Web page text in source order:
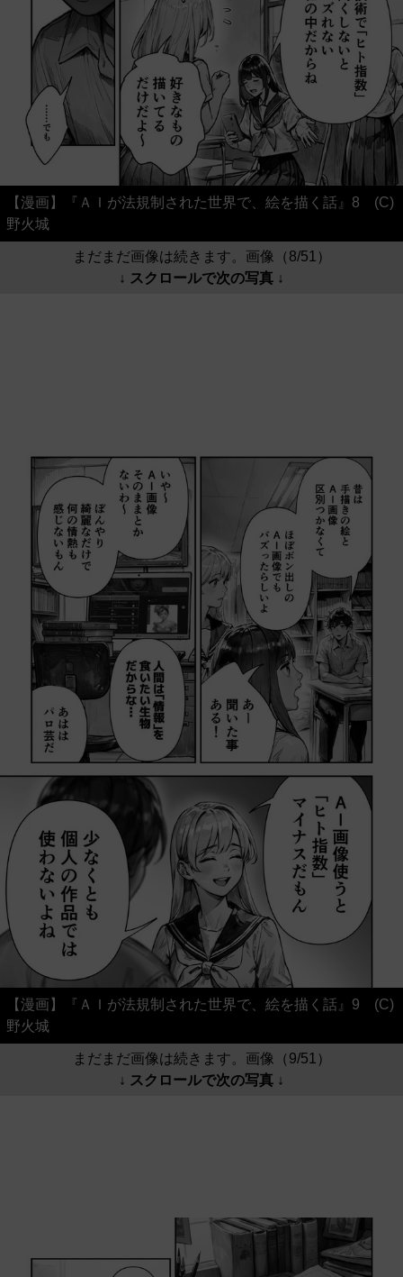
【漫画】『ＡＩが法規制された世界で、絵を描く話』8 (C)
野火城
まだまだ画像は続きます。画像（8/51）
↓ スクロールで次の写真 ↓
【漫画】『ＡＩが法規制された世界で、絵を描く話』9 (C)
野火城
まだまだ画像は続きます。画像（9/51）
↓ スクロールで次の写真 ↓